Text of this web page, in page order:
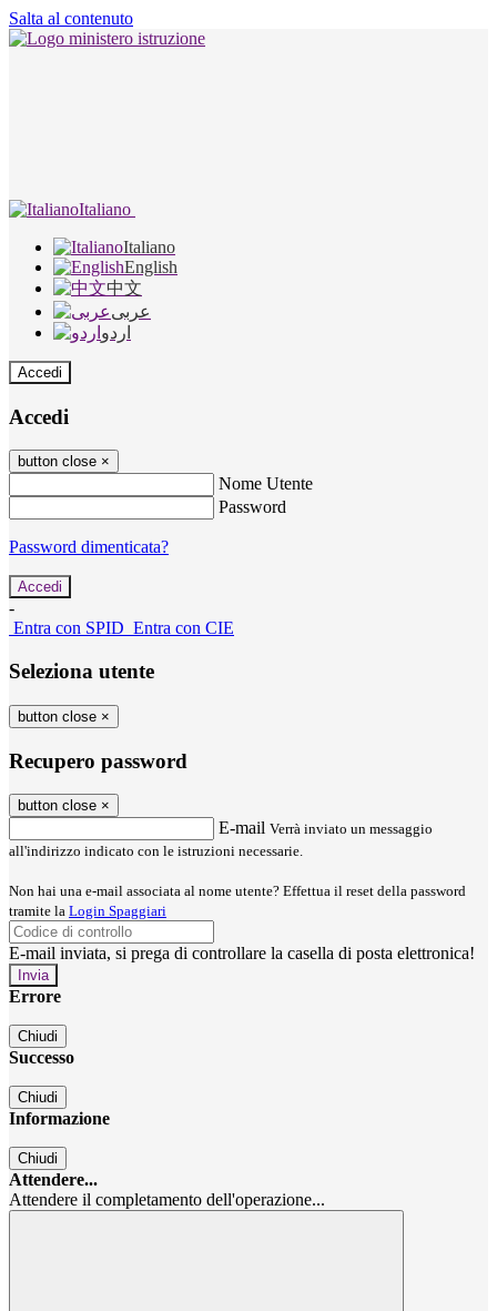
Salta al contenuto
Italiano
Italiano
English
中文
عربى
اردو
Accedi
Accedi
button close ×
Nome Utente
Password
Password dimenticata?
-
Entra con SPID Entra con CIE
Seleziona utente
button close ×
Recupero password
button close ×
E-mail Verrà inviato un messaggio
all'indirizzo indicato con le istruzioni necessarie.
Non hai una e-mail associata al nome utente? Effettua il reset della password
tramite la Login Spaggiari
E-mail inviata, si prega di controllare la casella di posta elettronica!
Errore
Chiudi
Successo
Chiudi
Informazione
Chiudi
Attendere...
Attendere il completamento dell'operazione...